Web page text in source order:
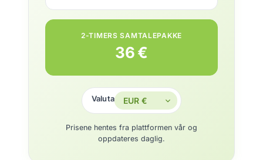
2-TIMERS SAMTALEPAKKE
36 €
Valuta
Prisene hentes fra plattformen vår og
oppdateres daglig.